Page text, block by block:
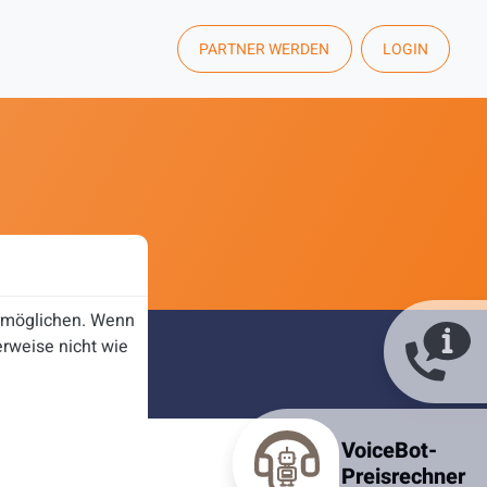
PARTNER WERDEN LOGIN
VoiceBot-
Preisrechner
Wenn
nicht wie